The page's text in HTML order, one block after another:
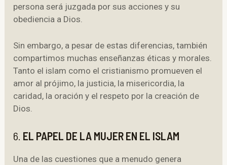
persona será juzgada por sus acciones y su
obediencia a Dios.
Sin embargo, a pesar de estas diferencias, también
compartimos muchas enseñanzas éticas y morales.
Tanto el islam como el cristianismo promueven el
amor al prójimo, la justicia, la misericordia, la
caridad, la oración y el respeto por la creación de
Dios.
6. EL PAPEL DE LA MUJER EN EL ISLAM
Una de las cuestiones que a menudo genera